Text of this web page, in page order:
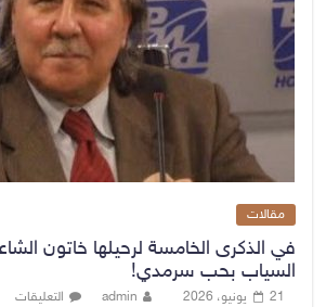
مقالات
في الذكرى الخامسة لرحيلها خاتون
السياب بحب سرمدي!
21 يونيو، 2026 admin التعليقات